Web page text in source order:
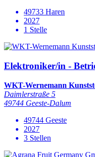
49733 Haren
2027
1 Stelle
Elektroniker/in -
WKT-Wernemann
Daimlerstraße 5
49744 Geeste-Dalum
49744 Geeste
2027
3 Stellen